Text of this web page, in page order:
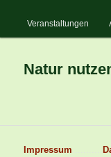
Veranstaltungen
Natur
Impressum